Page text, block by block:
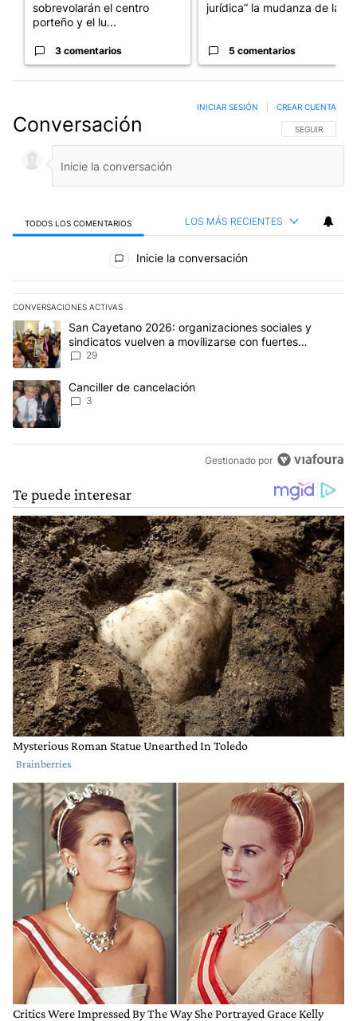
sobrevolarán el centro
porteño y el lu...
3 comentarios
jurídica” la mudanza de la...
5 comentarios
Conversación SIGA ESTA
SEGUIR
INICIAR SESIÓN CREAR CUENTA
TODOS LOS COMENTARIOS LOS MÁS RECIENTES
Todos los comentarios
Inicie la conversación
CONVERSACIONES ACTIVAS
Este listado muestra los artículos con más comentarios en los
Un artículo de tendencia con el título "San Cayetano 2026:
San Cayetano 2026: organizaciones sociales y
sindicatos vuelven a movilizarse con fuertes
reclamos al Gobierno
29
Un artículo de tendencia con el título "Canciller de cancelación"
Canciller de cancelación
3
Gestionado por